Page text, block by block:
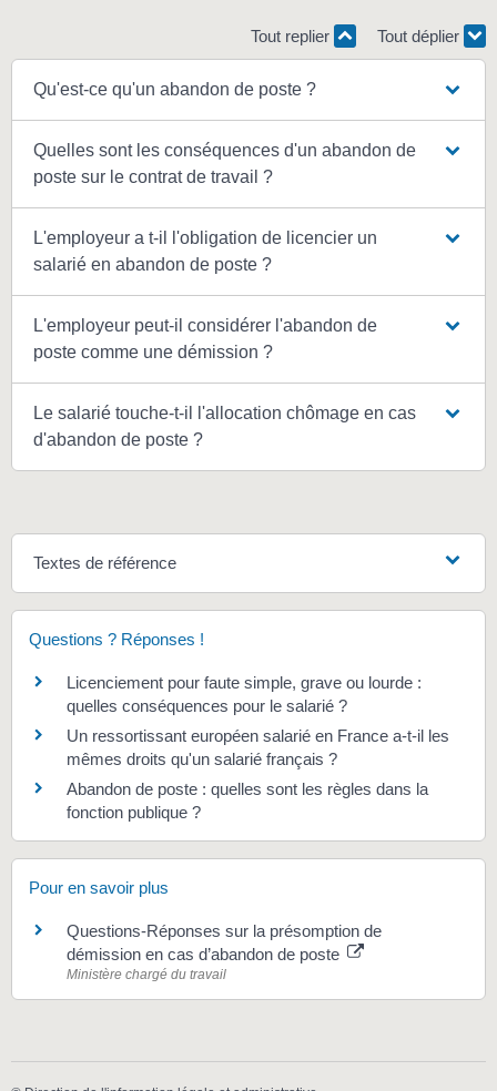
Tout replier Tout déplier
Qu'est-ce qu'un abandon de poste ?
Quelles sont les conséquences d'un abandon de
poste sur le contrat de travail ?
L'employeur a t-il l'obligation de licencier un
salarié en abandon de poste ?
L'employeur peut-il considérer l'abandon de
poste comme une démission ?
Le salarié touche-t-il l'allocation chômage en cas
d'abandon de poste ?
Textes de référence
Questions ? Réponses !
Licenciement pour faute simple, grave ou lourde :
quelles conséquences pour le salarié ?
Un ressortissant européen salarié en France a-t-il les
mêmes droits qu'un salarié français ?
Abandon de poste : quelles sont les règles dans la
fonction publique ?
Pour en savoir plus
Questions-Réponses sur la présomption de
démission en cas d’abandon de poste
Ministère chargé du travail